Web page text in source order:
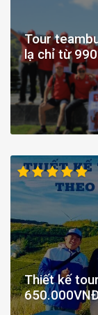
Tour
lạ chỉ từ
Thiết kế